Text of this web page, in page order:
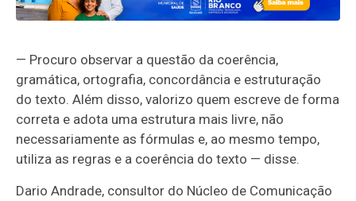
— Procuro observar a questão da coerência,
gramática, ortografia, concordância e estruturação
do texto. Além disso, valorizo quem escreve de forma
correta e adota uma estrutura mais livre, não
necessariamente as fórmulas e, ao mesmo tempo,
utiliza as regras e a coerência do texto — disse.
Dario Andrade, consultor do Núcleo de Comunicação